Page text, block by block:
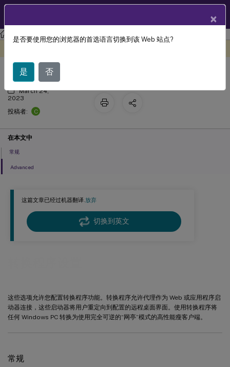
工作区环境管理 Workspace Environment Management 2212
这篇文章已经过机器翻译.放弃
切换到英文
这些选项允许您配置转换程序功能。转换程序允许代理作为 Web 或应用程序启
动器连接，这些启动器将用户重定向到配置的远程桌面界面。使用转换程序将
任何 Windows PC 转换为使用完全可逆的“网亭”模式的高性能瘦客户端。
常规
转换程序设置
March 24,
2023
投稿者:
C
在本文中
常规
Advanced
×
是否要使用您的浏览器的首选语言切换到该 Web 站点?
是 否